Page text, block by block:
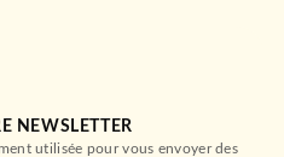
NEWSLETTER
utilisée pour vous envoyer des